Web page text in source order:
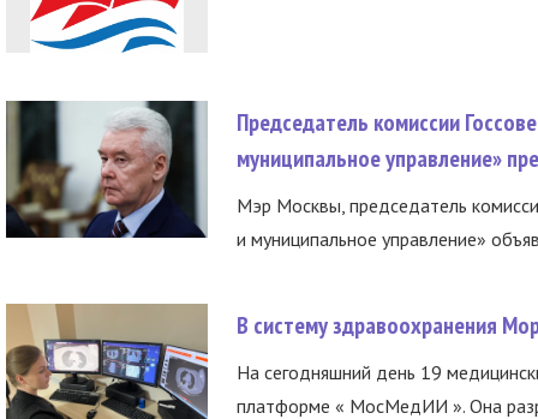
Председатель комиссии
муниципальное управление»
Мэр Москвы, председатель
и муниципальное управление»
В систему здравоохранения
На сегодняшний день 19
платформе « МосМедИИ ». Она